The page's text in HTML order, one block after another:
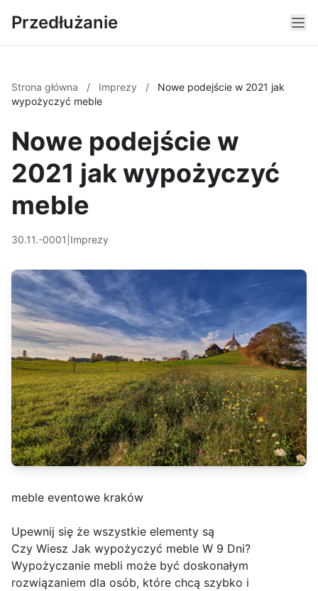
Przedłużanie
Strona główna / Imprezy /
Nowe podejście w 2021 jak
wypożyczyć meble
Nowe podejście w
2021 jak wypożyczyć
meble
30.11.-0001 Imprezy
meble eventowe kraków
Upewnij się że wszystkie elementy są
Czy Wiesz Jak wypożyczyć meble W 9 Dni?
Wypożyczanie mebli może być doskonałym
rozwiązaniem dla osób, które chcą szybko i